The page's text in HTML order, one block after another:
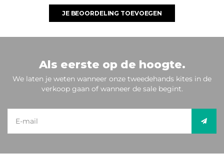
JE BEOORDELING TOEVOEGEN
Als eerste op de hoogte.
We laten je weten wanneer onze tweedehands kites in de
verkoop gaan of wanneer de sale begint.